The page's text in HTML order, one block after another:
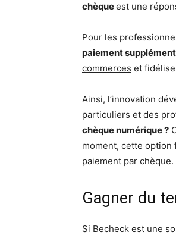
chèqueest une
Pour les
paiement
commerces et
Ainsi, l’innovation
particuliers et des
chèque numérique ?
moment, cette option
paiement par chèque.
Gagner du
Si Becheck est une